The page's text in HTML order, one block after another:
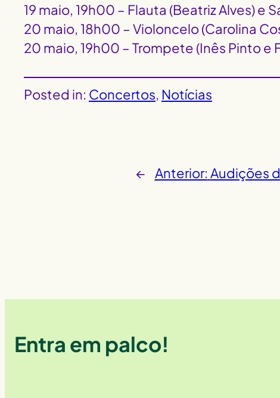
19 maio, 19h00 – Flauta (Beatriz Alves) e
20 maio, 18h00 – Violoncelo (Carolina
20 maio, 19h00 – Trompete (Inês Pinto e
Posted in: Concertos, Notícias
← Anterior: Audições
Entra em palco!